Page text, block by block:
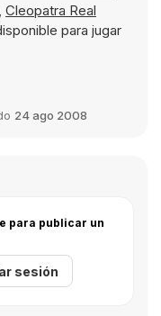
, Cleopatra Real
para jugar
24 ago 2008
para publicar un
sesión